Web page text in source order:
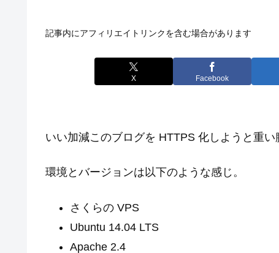
記事内にアフィリエイトリンクを含む場合があります
X Facebook
いい加減このブログを HTTPS 化しようと重い
環境とバージョンは以下のような感じ。
さくらの VPS
Ubuntu 14.04 LTS
Apache 2.4